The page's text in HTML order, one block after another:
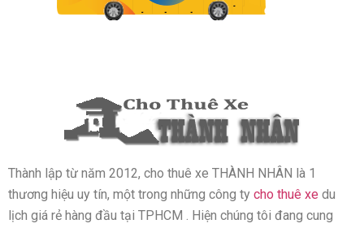
Thành lập từ năm 2012, cho thuê xe THÀNH NHÂN là 1
thương hiệu uy tín, một trong những công ty cho thuê xe du
lịch giá rẻ hàng đầu tại TPHCM . Hiện chúng tôi đang cung